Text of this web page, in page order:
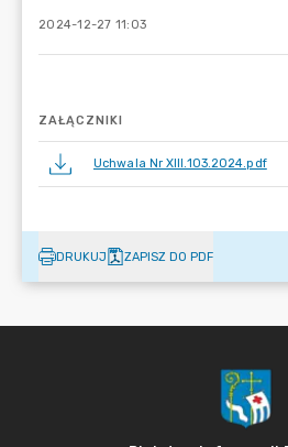
2024-12-27 11:03
ZAŁĄCZNIKI
Uchwala Nr XIII.103.2024.pdf
DRUKUJ ZAPISZ DO PDF